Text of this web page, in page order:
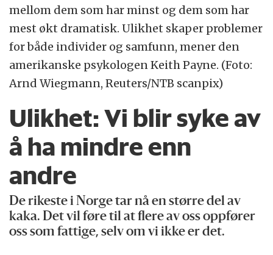
mellom dem som har minst og dem som har
mest økt dramatisk. Ulikhet skaper problemer
for både individer og samfunn, mener den
amerikanske psykologen Keith Payne. (Foto:
Arnd Wiegmann, Reuters/NTB scanpix)
Ulikhet:Vi blir syke av
å ha mindre enn
andre
De rikeste i Norge tar nå en større del av
kaka. Det vil føre til at flere av oss oppfører
oss som fattige, selv om vi ikke er det.